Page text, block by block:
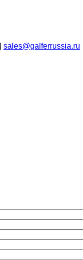
sales@galferrussia.ru